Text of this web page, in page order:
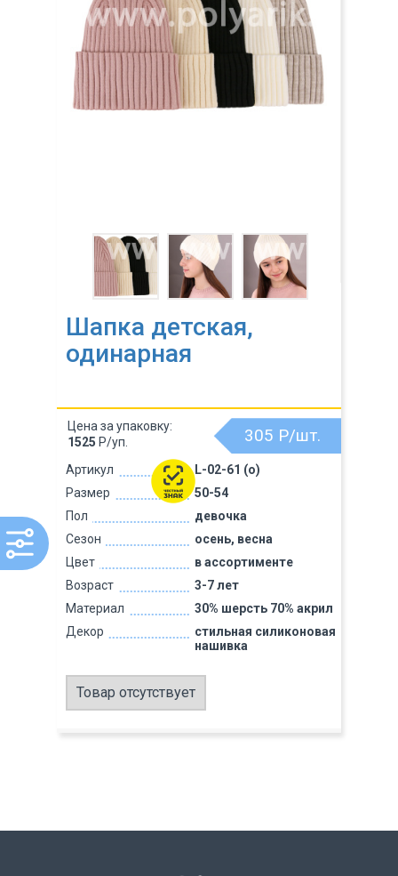
Шапка детская,
одинарная
Артикул
L-02-61 (о)
Размер
50-54
Пол
девочка
Сезон
осень, весна
Цвет
в ассортименте
Возраст
3-7 лет
Материал
30% шерсть 70% акрил
Декор
стильная силиконовая
нашивка
305 Р/шт.
Цена за упаковку:
1525 Р/уп.
Товар отсутствует